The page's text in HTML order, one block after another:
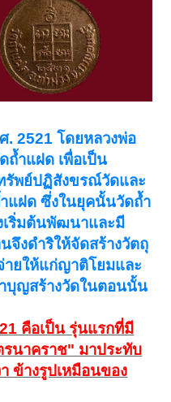
. 2521 โดยหลวงพ่อ
ำแฝด เพื่อเป็น
รัพย์ปฏิสังขรณ์วัดและ
แฝด ซึ่งในยุคนั้นวัดถ้ำ
เริ่มต้นพัฒนาและมี
จึงดำริให้จัดสร้างวัตถุ
ยให้แก่ญาติโยมและ
บุญสร้างวัดในตอนนั้น
คือเป็น รุ่นแรกที่มี
นาคราช" มาประทับ
ข้างรูปเหมือนของ